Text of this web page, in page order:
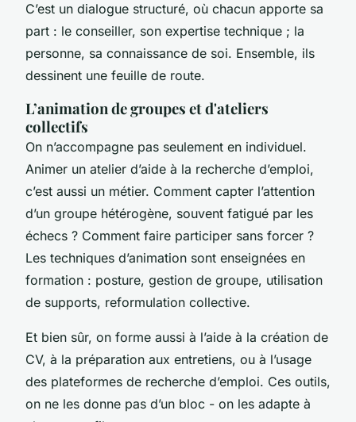
C’est un dialogue structuré, où chacun apporte sa
part : le conseiller, son expertise technique ; la
personne, sa connaissance de soi. Ensemble, ils
dessinent une feuille de route.
L’animation de groupes et d'ateliers
collectifs
On n’accompagne pas seulement en individuel.
Animer un atelier d’aide à la recherche d’emploi,
c’est aussi un métier. Comment capter l’attention
d’un groupe hétérogène, souvent fatigué par les
échecs ? Comment faire participer sans forcer ?
Les techniques d’animation sont enseignées en
formation : posture, gestion de groupe, utilisation
de supports, reformulation collective.
Et bien sûr, on forme aussi à l’aide à la création de
CV, à la préparation aux entretiens, ou à l’usage
des plateformes de recherche d’emploi. Ces outils,
on ne les donne pas d’un bloc - on les adapte à